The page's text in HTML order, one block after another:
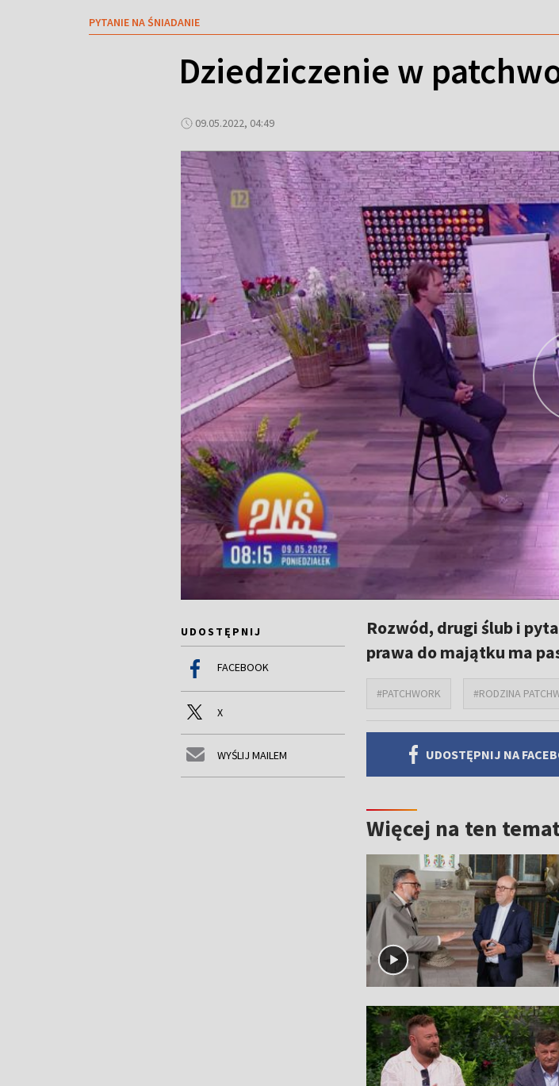
PYTANIE NA ŚNIADANIE
Dziedziczenie w
09.05.2022, 04:49
UDOSTĘPNIJ
FACEBOOK
X
WYŚLIJ MAILEM
Rozwód, drugi ślub i
prawa do majątku ma
#PATCHWORK #RODZINA
UDOSTĘPNIJ NA
Więcej na ten